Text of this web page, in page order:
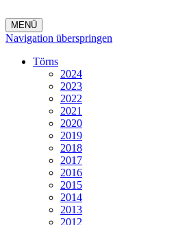
MENÜ
Navigation überspringen
Törns
2024
2023
2022
2021
2020
2019
2018
2017
2016
2015
2014
2013
2012